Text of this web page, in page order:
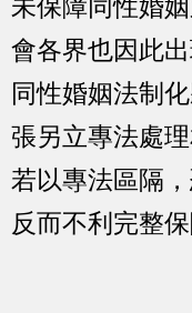
未保障同性婚
會各界也因此
同性婚姻法制
張另立專法處
若以專法區隔
反而不利完整